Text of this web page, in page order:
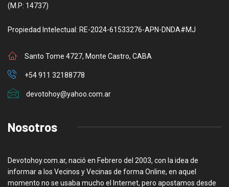
(M.P: 14737)
Propiedad Intelectual: RE-2024-61533276-APN-DNDA#MJ
Santo Tome 4727, Monte Castro, CABA
+54 911 32188778
devotohoy@yahoo.com.ar
Nosotros
Devotohoy.com.ar, nació en Febrero del 2003, con la idea de
informar a los Vecinos y Vecinas de forma Online, en aquel
momento no se usaba mucho el Internet, pero apostamos desde